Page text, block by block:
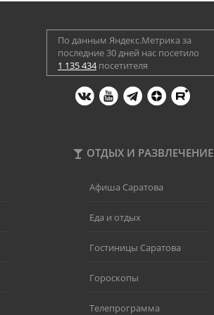
По данным Яндекс.Метрика за
последние 30 дней нас посетило
1 135 434посетителя
ОТДЫХ И РАЗВЛЕЧЕНИЕ
Афиша Саратова
Еда и отдых
Гостиницы Саратова
Гороскопы
Телепрограмма